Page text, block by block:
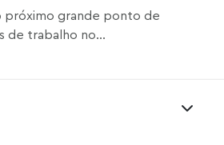
próximo grande ponto de
de trabalho no...